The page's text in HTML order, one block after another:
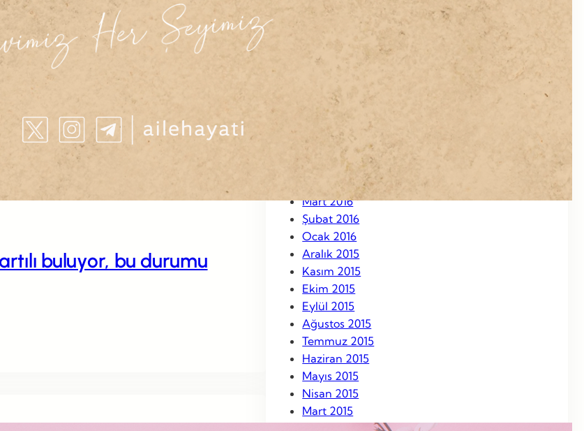
buluyor, bu durumu
Nisan 2017
Aralık 2016
Kasım 2016
Eylül 2016
Ağustos 2016
Temmuz 2016
Haziran 2016
Mayıs 2016
Nisan 2016
Mart 2016
Şubat 2016
Ocak 2016
Aralık 2015
Kasım 2015
Ekim 2015
Eylül 2015
Ağustos 2015
Temmuz 2015
Haziran 2015
Mayıs 2015
Nisan 2015
Mart 2015